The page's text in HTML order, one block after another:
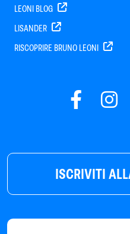
ISCRIVITI
LEONI BLOG
LISANDER
RISCOPRIRE BRUNO LEONI